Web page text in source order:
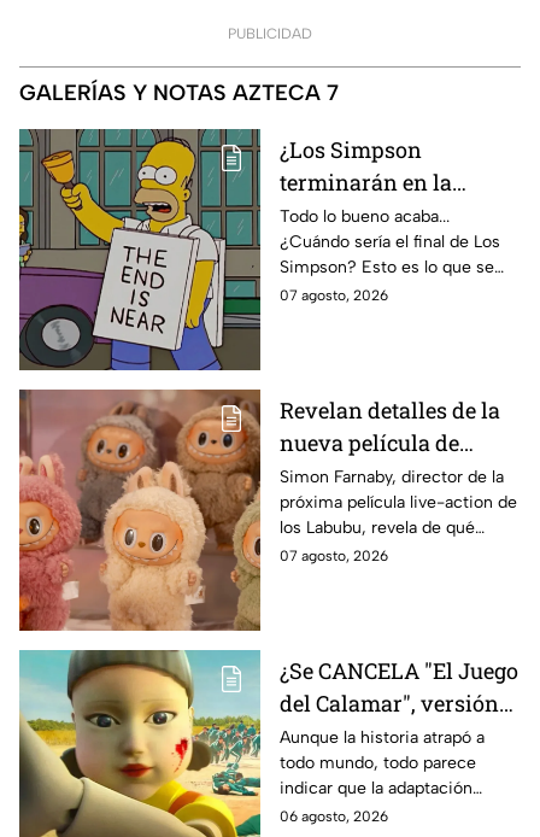
PUBLICIDAD
GALERÍAS Y NOTAS AZTECA 7
¿Los Simpson
terminarán en la
temporada 40? Actriz
de Bart Simpson da
IMPACTANTE
declaración
Todo lo bueno acaba...
¿Cuándo sería el final de Los
Simpson? Esto es lo que se
sabe:
07 agosto, 2026
Revelan detalles de la
nueva película de
Labubu: de qué tratará
y cuándo se estrena
Simon Farnaby, director de la
próxima película live-action de
los Labubu, revela de qué
tratará la cinta. Aquí te
07 agosto, 2026
¿Se CANCELA "El Juego
del Calamar", versión
Estados Unidos? Esto
es lo que se sabe al
momento
Aunque la historia atrapó a
todo mundo, todo parece
indicar que la adaptación
podría ser cancelada:
06 agosto, 2026